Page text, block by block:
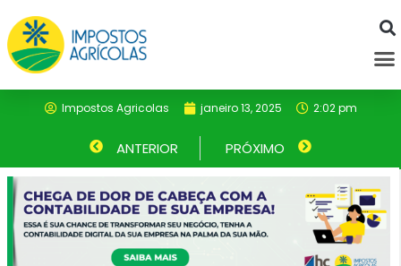
para
Impostos Agricolas janeiro 13, 2025 2:02 pm
Anterior
ANTERIOR PRÓXIMO Próximo